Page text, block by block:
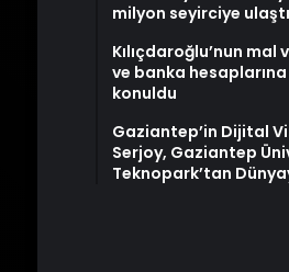
milyon seyirciye ulaştı
Kılıçdaroğlu’nun mal
ve banka
konuldu
Gaziantep’in Dijital
Serjoy, Gaziantep
Teknopark’tan